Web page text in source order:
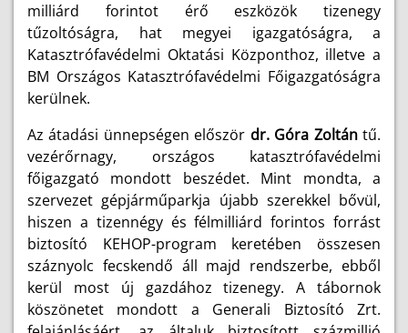
milliárd forintot érő eszközök tizenegy
tűzoltóságra, hat megyei igazgatóságra, a
Katasztrófavédelmi Oktatási Központhoz, illetve a
BM Országos Katasztrófavédelmi Főigazgatóságra
kerülnek.
Az átadási ünnepségen először dr. Góra Zoltántű.
vezérőrnagy, országos katasztrófavédelmi
főigazgató mondott beszédet. Mint mondta, a
szervezet gépjárműparkja újabb szerekkel bővül,
hiszen a tizennégy és félmilliárd forintos forrást
biztosító KEHOP-program keretében összesen
száznyolc fecskendő áll majd rendszerbe, ebből
kerül most új gazdához tizenegy. A tábornok
köszönetet mondott a Generali Biztosító Zrt.